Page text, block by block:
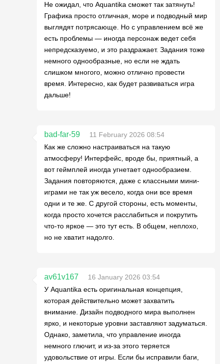
Не ожидал, что Aquantika сможет так затянуть!
Графика просто отличная, море и подводный мир
выглядят потрясающе. Но с управлением всё же
есть проблемы — иногда персонаж ведет себя
непредсказуемо, и это раздражает. Задания тоже
немного однообразные, но если не ждать
слишком многого, можно отлично провести
время. Интересно, как будет развиваться игра
дальше!
bad-far-59
11 February 2026 08:54
Как же сложно настраиваться на такую
атмосферу! Интерфейс, вроде бы, приятный, а
вот геймплей иногда угнетает однообразием.
Задания повторяются, даже с классными мини-
играми не так уж весело, когда они все время
одни и те же. С другой стороны, есть моменты,
когда просто хочется расслабиться и покрутить
что-то яркое — это тут есть. В общем, неплохо,
но не хватит надолго.
av61v167
16 January 2026 03:54
У Aquantika есть оригинальная концепция,
которая действительно может захватить
внимание. Дизайн подводного мира выполнен
ярко, и некоторые уровни заставляют задуматься.
Однако, заметила, что управление иногда
немного глючит, и из-за этого теряется
удовольствие от игры. Если бы исправили баги,